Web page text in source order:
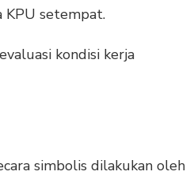
KPU setempat.
kondisi kerja
simbolis dilakukan oleh